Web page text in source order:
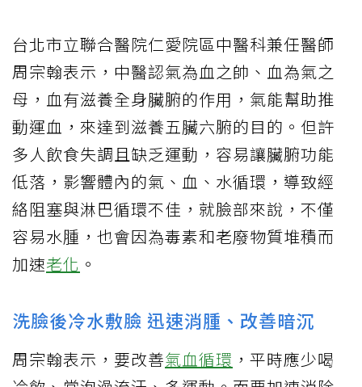
台北市立聯合醫院仁愛院區中醫科兼任醫師
周宗翰表示，中醫認氣為血之帥、血為氣之
母，血有滋養全身臟腑的作用，氣能幫助推
動運血，來達到滋養五臟六腑的目的。但許
多人飲食失調且缺乏運動，容易讓臟腑功能
低落，影響體內的氣、血、水循環，導致經
絡阻塞與淋巴循環不佳，就臉部來說，不僅
容易水腫，也會因為毒素和老廢物質堆積而
加速老化 。
洗臉後冷水敷臉 迅速消腫、改善暗沉
周宗翰表示，要改善氣血循環 ，平時應少喝